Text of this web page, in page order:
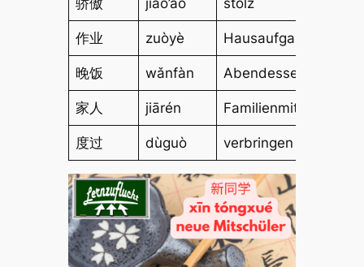
作业 zuòyè Hausaufgaben
晚饭 wǎnfàn Abendessen
家人 jiārén Familienmitglieder
度过 dùguò verbringen